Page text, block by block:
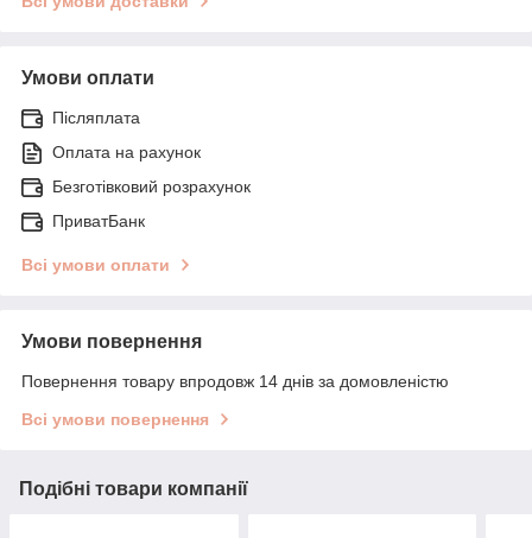
Умови оплати
Післяплата
Оплата на рахунок
Безготівковий розрахунок
ПриватБанк
Всі умови оплати
Умови повернення
Повернення товару впродовж 14 днів за домовленістю
Всі умови повернення
Подібні товари компанії